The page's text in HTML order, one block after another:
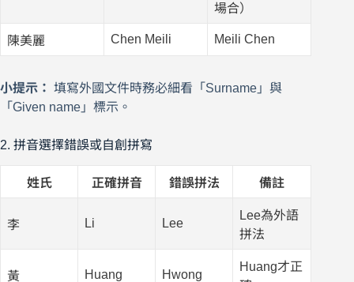
場合）
陳美麗 Chen Meili Meili Chen
小提示： 填寫外國文件時務必細看「Surname」與
「Given name」標示。
2. 拼音選擇錯誤或自創拼寫
姓氏 正確拼音 錯誤拼法 備註
李 Li Lee
Lee為外語
拼法
黃 Huang Hwong
Huang才正